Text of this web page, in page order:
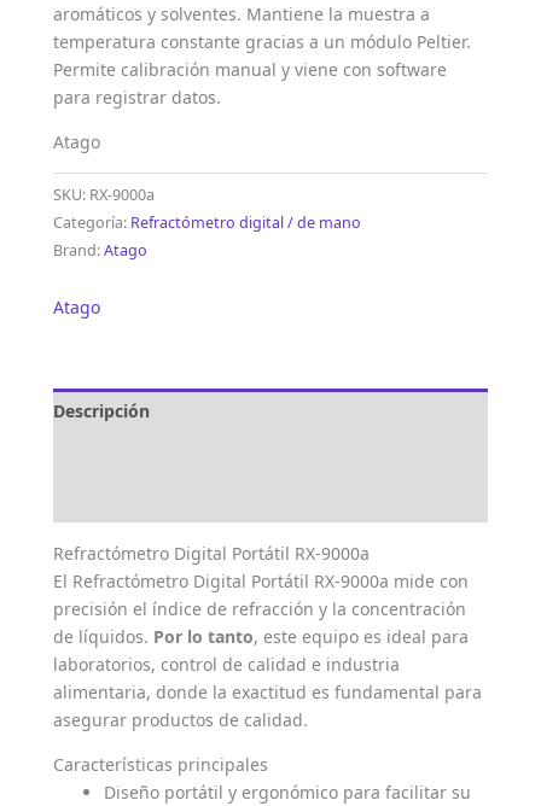
aromáticos y solventes. Mantiene la muestra a
temperatura constante gracias a un módulo Peltier.
Permite calibración manual y viene con software
para registrar datos.
Atago
SKU: RX-9000a
Categoría: Refractómetro digital / de mano
Brand:Atago
Atago
Descripción
Refractómetro Digital Portátil RX-9000a
El Refractómetro Digital Portátil RX-9000a mide con
precisión el índice de refracción y la concentración
de líquidos. Por lo tanto, este equipo es ideal para
laboratorios, control de calidad e industria
alimentaria, donde la exactitud es fundamental para
asegurar productos de calidad.
Características principales
Diseño portátil y ergonómico para facilitar su